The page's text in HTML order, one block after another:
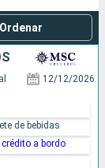
Ordenar
12/12/2026
de bebidas
a bordo